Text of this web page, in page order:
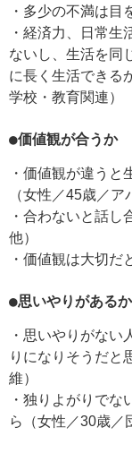
・多少の不満は目
・経済力、日常
ないし、生活を同
に長く生活できる
学校・教育関連）
●価値観が合うか
・価値観が違うと
（女性／45歳／ア
・合わないと話
他）
・価値観は大切だ
●思いやりがあるか
・思いやりがな
りになりそうだと
維）
・独りよがりで
ら（女性／30歳／